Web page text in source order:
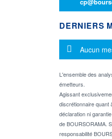
DERNIERS
Aucun
L'ensemble des
émetteurs.
Agissant
discrétionnaire quant
déclaration ni
de BOURSORAMA.
responsabilité